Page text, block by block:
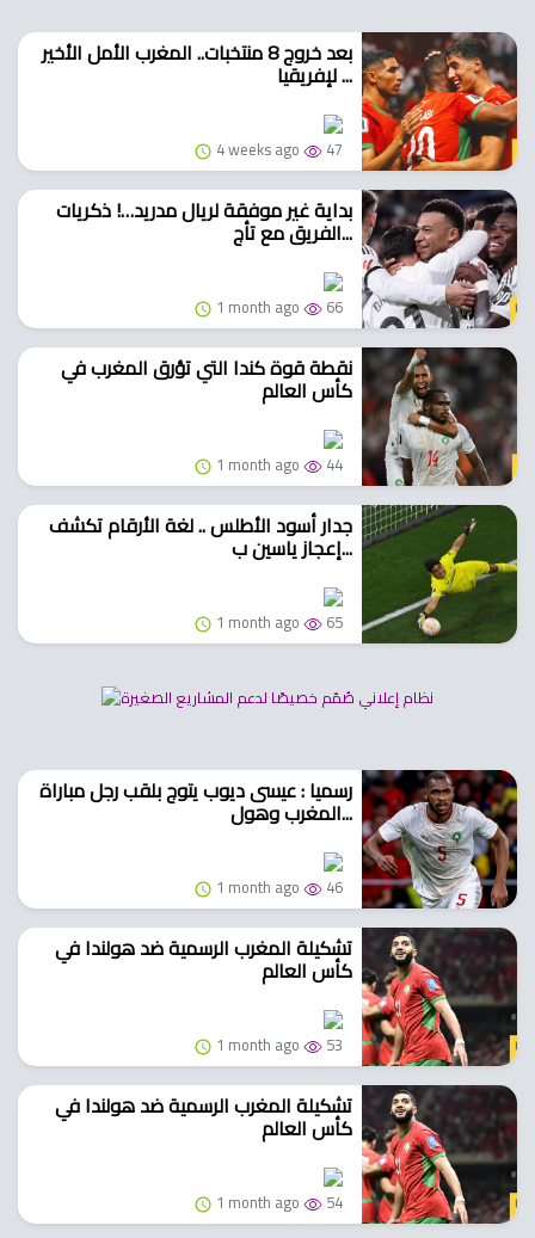
بعد خروج 8 منتخبات.. المغرب الأمل الأخير
لإفريقيا ...
4 weeks ago 47
بداية غير موفقة لريال مدريد…! ذكريات
الفريق مع تأج...
1 month ago 66
نقطة قوة كندا التي تؤرق المغرب في
كأس العالم
1 month ago 44
جدار أسود الأطلس .. لغة الأرقام تكشف
إعجاز ياسين ب...
1 month ago 65
رسميا : عيسى ديوب يتوج بلقب رجل مباراة
المغرب وهول...
1 month ago 46
تشكيلة المغرب الرسمية ضد هولندا في
كأس العالم
1 month ago 53
تشكيلة المغرب الرسمية ضد هولندا في
كأس العالم
1 month ago 54